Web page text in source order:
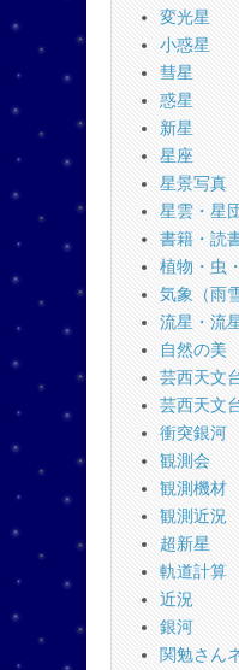
変光星
小惑星
彗星
惑星
新星
星座
星景写真
星雲・星
書籍・読
植物・虫
気象（雨
流星・流
自然の美
芸西天文
芸西天文
衝突銀河
観測会
観測機材
観測近況
超新星
軌道計算
近況
銀河
関勉さん